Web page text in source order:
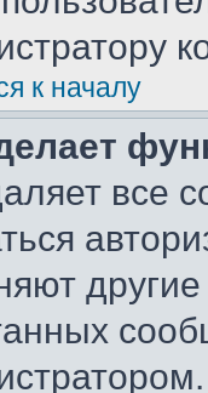
к началу
все